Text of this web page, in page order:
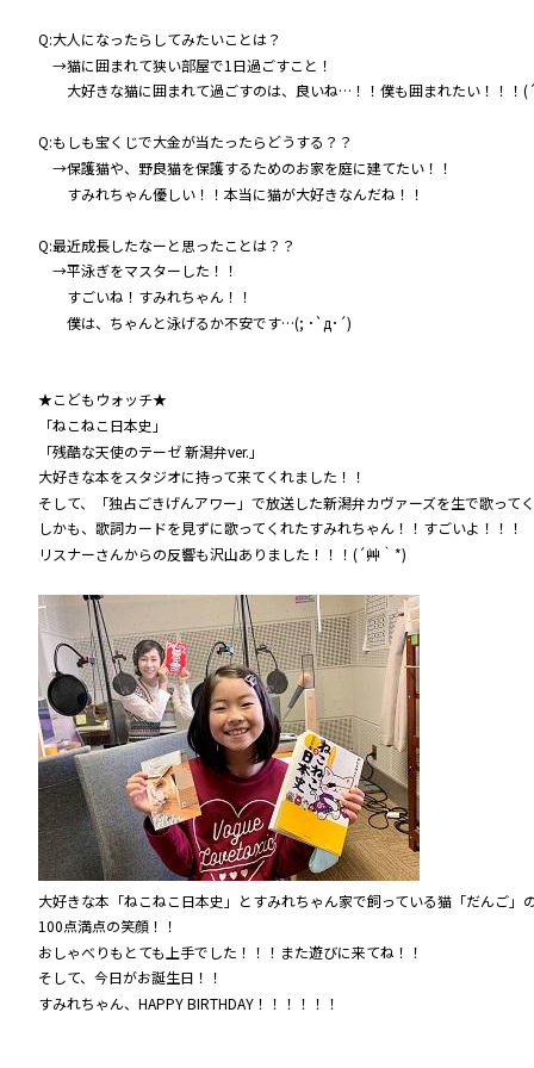
Q:大人になったらしてみたいことは？
→猫に囲まれて狭い部屋で1日過ごすこと！
大好きな猫に囲まれて過ごすのは、良いね…！！僕も囲まれたい！！！
Q:もしも宝くじで大金が当たったらどうする？？
→保護猫や、野良猫を保護するためのお家を庭に建てたい！！
すみれちゃん優しい！！本当に猫が大好きなんだね！！
Q:最近成長したなーと思ったことは？？
→平泳ぎをマスターした！！
すごいね！すみれちゃん！！
僕は、ちゃんと泳げるか不安です…(; ･`д･´)
★こどもウォッチ★
「ねこねこ日本史」
「残酷な天使のテーゼ 新潟弁ver.」
大好きな本をスタジオに持って来てくれました！！
そして、「独占ごきげんアワー」で放送した新潟弁カヴァーズを生で歌って
しかも、歌詞カードを見ずに歌ってくれたすみれちゃん！！すごいよ！！！
リスナーさんからの反響も沢山ありました！！！(´艸｀*)
大好きな本「ねこねこ日本史」とすみれちゃん家で飼っている猫「だんご」
100点満点の笑顔！！
おしゃべりもとても上手でした！！！また遊びに来てね！！
そして、今日がお誕生日！！
すみれちゃん、HAPPY BIRTHDAY！！！！！！